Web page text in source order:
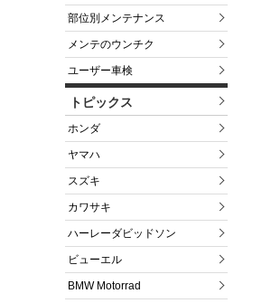
部位別メンテナンス
メンテのウンチク
ユーザー車検
トピックス
ホンダ
ヤマハ
スズキ
カワサキ
ハーレーダビッドソン
ビューエル
BMW Motorrad